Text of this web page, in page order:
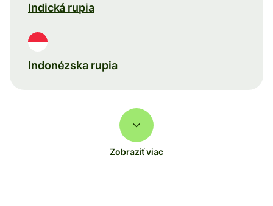
Indická rupia
Indonézska rupia
Zobraziť viac